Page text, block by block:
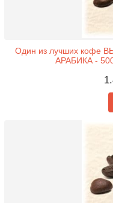
Один из лучших кофе
АРАБИКА -